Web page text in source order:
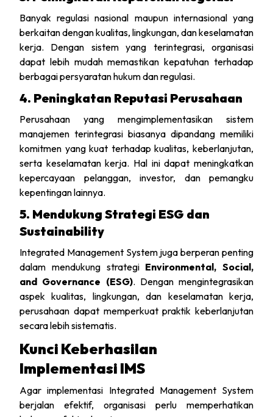
Banyak regulasi nasional maupun internasional yang
berkaitan dengan kualitas, lingkungan, dan keselamatan
kerja. Dengan sistem yang terintegrasi, organisasi
dapat lebih mudah memastikan kepatuhan terhadap
berbagai persyaratan hukum dan regulasi.
4. Peningkatan Reputasi Perusahaan
Perusahaan yang mengimplementasikan sistem
manajemen terintegrasi biasanya dipandang memiliki
komitmen yang kuat terhadap kualitas, keberlanjutan,
serta keselamatan kerja. Hal ini dapat meningkatkan
kepercayaan pelanggan, investor, dan pemangku
kepentingan lainnya.
5. Mendukung Strategi ESG dan
Sustainability
Integrated Management System juga berperan penting
dalam mendukung strategi Environmental, Social,
and Governance (ESG). Dengan mengintegrasikan
aspek kualitas, lingkungan, dan keselamatan kerja,
perusahaan dapat memperkuat praktik keberlanjutan
secara lebih sistematis.
Kunci Keberhasilan
Implementasi IMS
Agar implementasi Integrated Management System
berjalan efektif, organisasi perlu memperhatikan